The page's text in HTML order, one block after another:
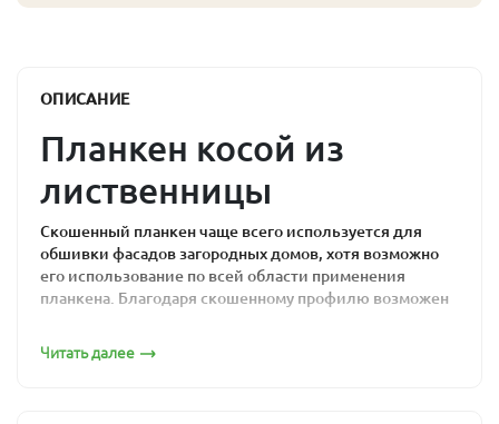
ОПИСАНИЕ
Планкен косой из
лиственницы
Скошенный планкен чаще всего используется для
обшивки фасадов загородных домов, хотя возможно
его использование по всей области применения
планкена. Благодаря скошенному профилю возможен
конструкции атмосферным осадкам.
Читать далее